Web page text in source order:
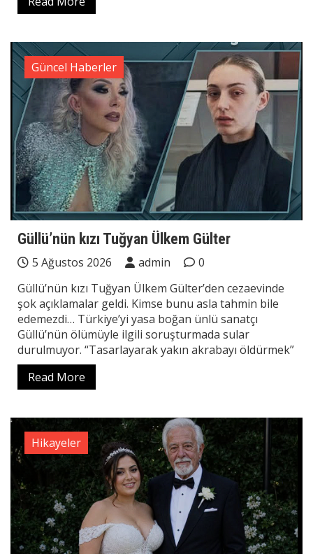
Güncel Haberler
Güllü’nün kızı Tuğyan Ülkem Gülter
5 Ağustos 2026 admin
0
Güllü’nün kızı Tuğyan Ülkem Gülter’den cezaevinde
şok açıklamalar geldi. Kimse bunu asla tahmin bile
edemezdi… Türkiye’yi yasa boğan ünlü sanatçı
Güllü’nün ölümüyle ilgili soruşturmada sular
durulmuyor. “Tasarlayarak yakın akrabayı öldürmek”
Read More
Hikayeler